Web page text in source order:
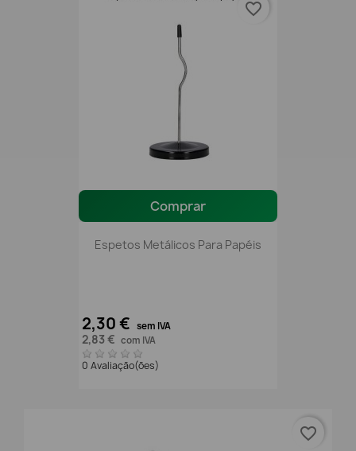
Comprar
Espetos Metálicos Para Papéis
2,30 € sem IVA
2,83 € com IVA
0 Avaliação(ões)
favorite_border
favorite_border